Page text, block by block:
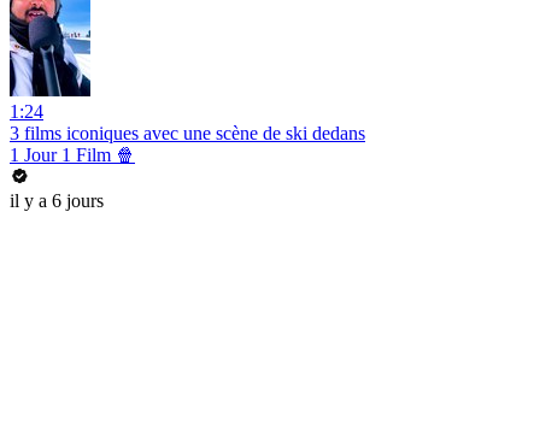
1:24
3 films iconiques avec une scène de ski dedans
1 Jour 1 Film 🍿
il y a 6 jours